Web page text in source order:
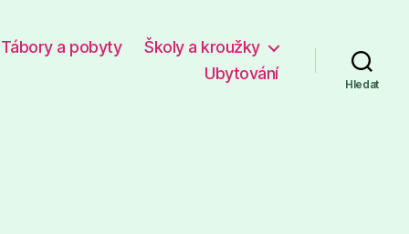
Tábory a pobyty
Školy a kroužky
Ubytování
Hledat